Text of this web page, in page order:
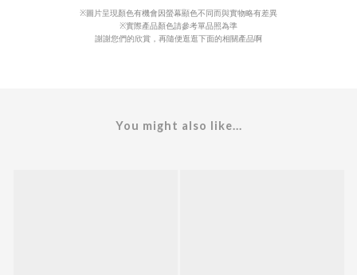
※圖片呈現顏色有機會因螢幕顯色不同而與實物略有差異
※實際產品顏色請參考單品照為準
謝謝您們的欣賞，再隨便逛逛下面的相關產品啊
You might also like...